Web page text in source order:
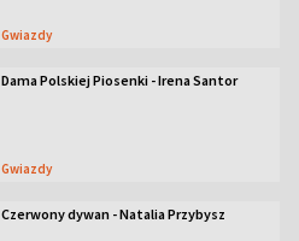
Gwiazdy
Dama Polskiej Piosenki - Irena Santor
Gwiazdy
Czerwony dywan - Natalia Przybysz